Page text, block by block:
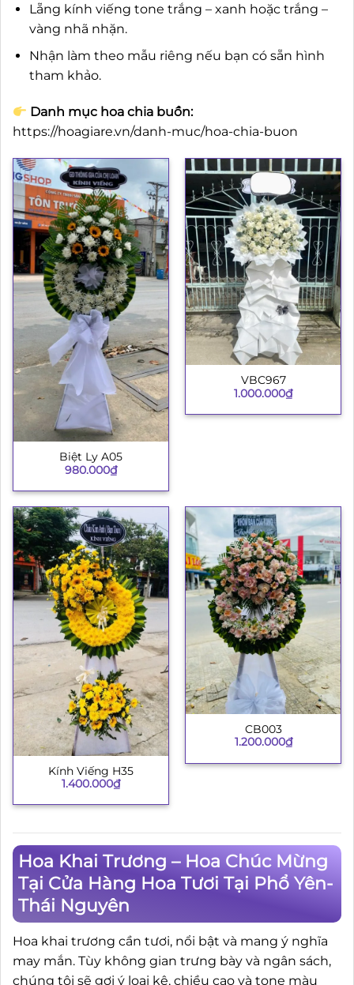
Lẵng kính viếng tone trắng – xanh hoặc trắng –
vàng nhã nhặn.
Nhận làm theo mẫu riêng nếu bạn có sẵn hình
tham khảo.
Danh mục hoa chia buồn:
https://hoagiare.vn/danh-muc/hoa-chia-buon
Biệt Ly A05
980.000₫
VBC967
1.000.000₫
Kính Viếng H35
1.400.000₫
CB003
1.200.000₫
Hoa Khai Trương – Hoa Chúc Mừng
Tại Cửa Hàng Hoa Tươi Tại Phổ Yên-
Thái Nguyên
Hoa khai trương cần tươi, nổi bật và mang ý nghĩa
may mắn. Tùy không gian trưng bày và ngân sách,
chúng tôi sẽ gợi ý loại kệ, chiều cao và tone màu